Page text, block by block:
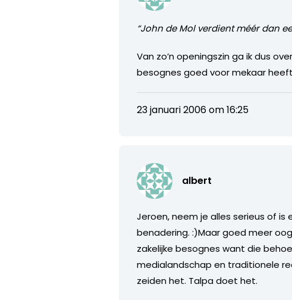
“John de Mol verdient méér dan
Van zo’n openingszin ga ik dus
besognes goed voor mekaar
23 januari 2006 om 16:25
albert
Jeroen, neem je alles serieus of
benadering. :)Maar goed meer
zakelijke besognes want die
medialandschap en traditionele
zeiden het. Talpa doet het.